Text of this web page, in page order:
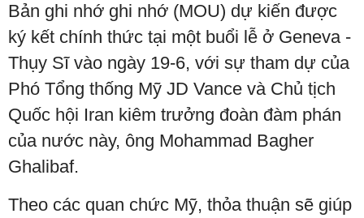
Bản ghi nhớ ghi nhớ (MOU) dự kiến được
ký kết chính thức tại một buổi lễ ở Geneva -
Thụy Sĩ vào ngày 19-6, với sự tham dự của
Phó Tổng thống Mỹ JD Vance và Chủ tịch
Quốc hội Iran kiêm trưởng đoàn đàm phán
của nước này, ông Mohammad Bagher
Ghalibaf.
Theo các quan chức Mỹ, thỏa thuận sẽ giúp